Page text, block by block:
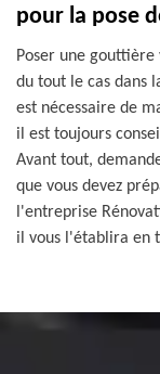
pour la pose
Poser une gouttière
du tout le cas dans
est nécessaire de
il est toujours
Avant tout,
que vous devez
l'entreprise
il vous l'établira en